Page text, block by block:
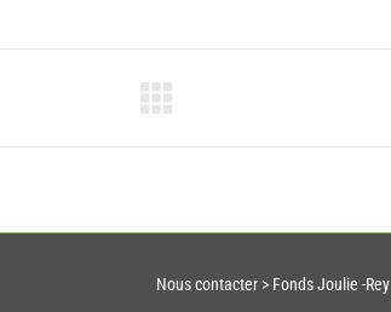
Nous contacter > Fonds Joulie -Rey